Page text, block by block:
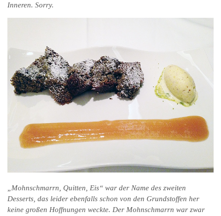
Inneren. Sorry.
„Mohnschmarrn, Quitten, Eis“ war der Name des zweiten
Desserts, das leider ebenfalls schon von den Grundstoffen her
keine großen Hoffnungen weckte. Der Mohnschmarrn war zwar